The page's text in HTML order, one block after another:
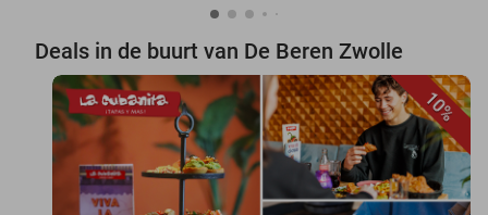
Deals in de buurt van De Beren Zwolle
10%